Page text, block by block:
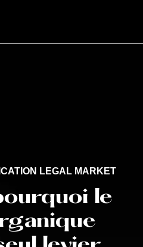
LEGAL MARKET
le